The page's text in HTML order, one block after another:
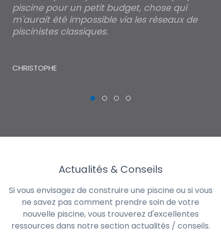
piscine pour un petit budget, chose qui
m'aurait été impossible via les réseaux de
piscinistes classiques.
CHRISTOPHE
Actualités & Conseils
Si vous envisagez de construire une piscine ou si vous
ne savez pas comment prendre soin de votre
nouvelle piscine, vous trouverez d'excellentes
ressources dans notre section actualités / conseils.